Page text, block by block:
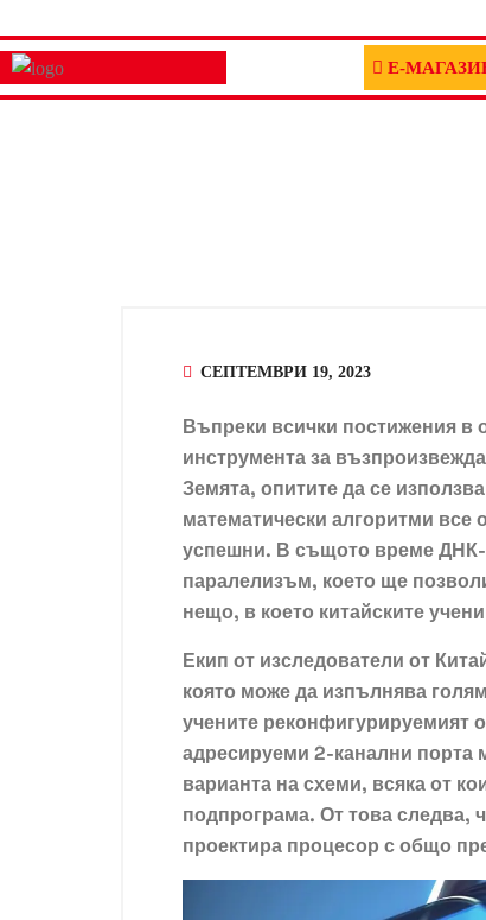
Е-
СЕПТЕМВРИ 19, 2023
Въпреки всички постижения в
инструмента за
Земята, опитите да се
математически алгоритми все
успешни. В същото време ДНК-
паралелизъм, което ще
нещо, в което китайските
Екип от изследователи от
която може да изпълнява
учените реконфигурируемият
адресируеми 2-канални порта
варианта на схеми, всяка от
подпрограма. От това следва,
проектира процесор с общо